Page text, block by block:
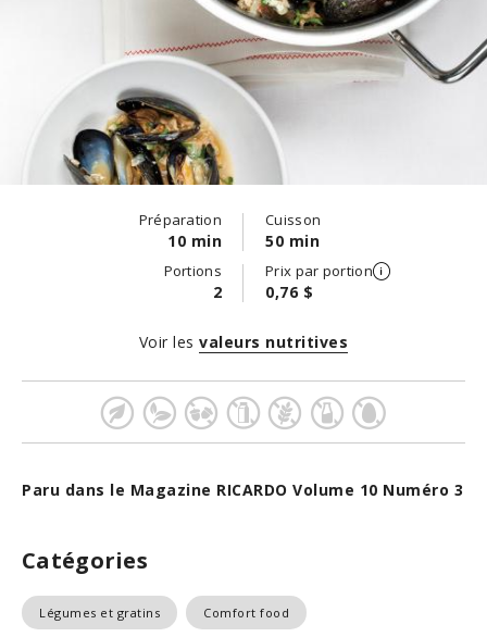
Préparation
10 min
Cuisson
50 min
Portions
2
Prix par portion
0,76 $
Paru dans le Magazine RICARDO Volume 10 Numéro 3
Voir les valeurs nutritives
Catégories
Légumes et gratins Comfort food